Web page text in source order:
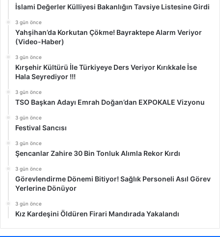
İslami Değerler Külliyesi Bakanlığın Tavsiye Listesine Girdi
3 gün önce
Yahşihan’da Korkutan Çökme! Bayraktepe Alarm Veriyor
(Video-Haber)
3 gün önce
Kırşehir Kültürü İle Türkiyeye Ders Veriyor Kırıkkale İse
Hala Seyrediyor !!!
3 gün önce
TSO Başkan Adayı Emrah Doğan’dan EXPOKALE Vizyonu
3 gün önce
Festival Sancısı
3 gün önce
Şencanlar Zahire 30 Bin Tonluk Alımla Rekor Kırdı
3 gün önce
Görevlendirme Dönemi Bitiyor! Sağlık Personeli Asıl Görev
Yerlerine Dönüyor
3 gün önce
Kız Kardeşini Öldüren Firari Mandırada Yakalandı